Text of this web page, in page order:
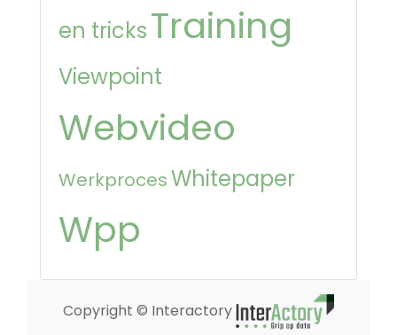
en tricksTraining
Viewpoint
Webvideo
WerkprocesWhitepaper
Wpp
Copyright © Interactory